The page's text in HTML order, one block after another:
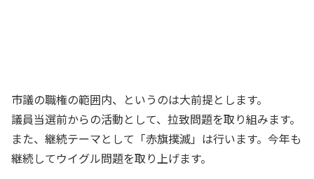
市議の職権の範囲内、というのは大前提とします。
議員当選前からの活動として、拉致問題を取り組みます。
また、継続テーマとして「赤旗撲滅」は行います。今年も
継続してウイグル問題を取り上げます。